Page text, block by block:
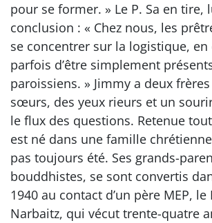
pour se former. » Le P. Sa en tire,
conclusion : « Chez nous, les
se concentrer sur la logistique,
parfois d’être simplement
paroissiens. » Jimmy a deux
sœurs, des yeux rieurs et un
le flux des questions. Retenue
est né dans une famille
pas toujours été. Ses grands-
bouddhistes, se sont convertis
1940 au contact d’un père MEP,
Narbaitz, qui vécut trente-quatre